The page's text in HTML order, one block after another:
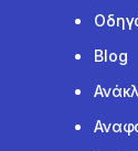
Blog